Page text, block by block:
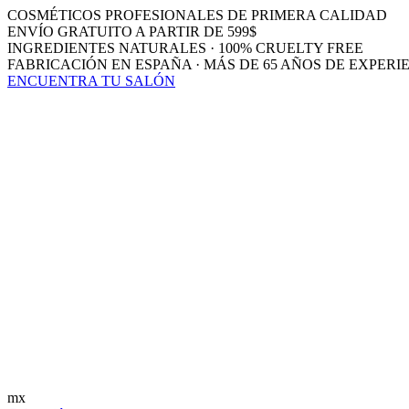
COSMÉTICOS PROFESIONALES DE PRIMERA CALIDAD
ENVÍO GRATUITO A PARTIR DE 599$
INGREDIENTES NATURALES · 100% CRUELTY FREE
FABRICACIÓN EN ESPAÑA · MÁS DE 65 AÑOS DE
ENCUENTRA TU SALÓN
mx